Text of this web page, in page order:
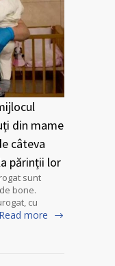
din mame
câteva
părinții lor
sunt
bone.
cu
Read more